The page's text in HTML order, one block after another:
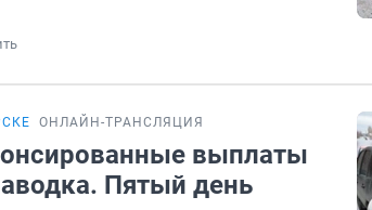
ОНЛАЙН-ТРАНСЛЯЦИЯ
выплаты
Пятый день